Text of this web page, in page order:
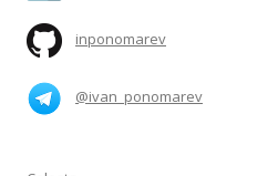
inponomarev
@ivan_ponomarev